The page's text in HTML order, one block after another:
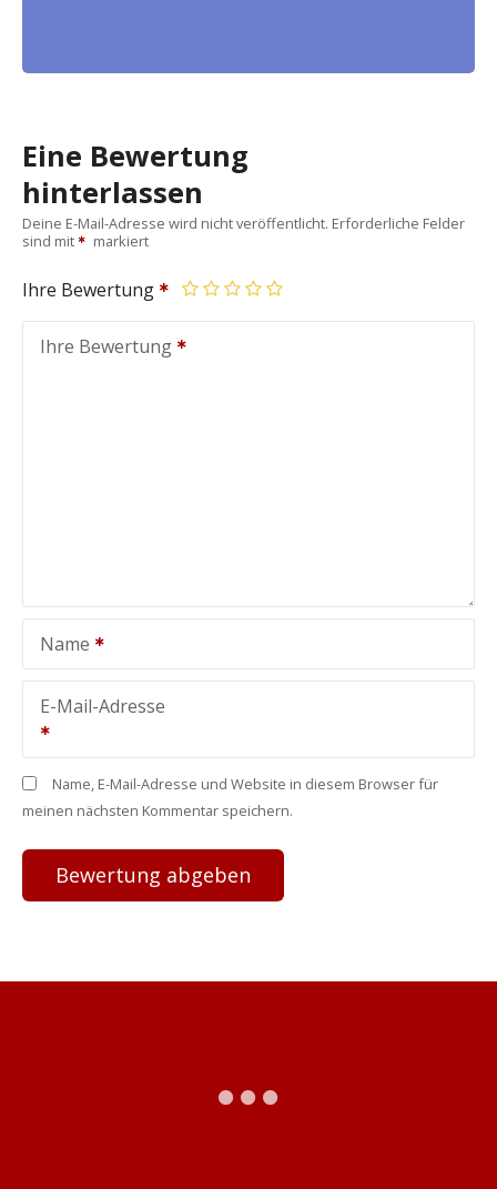
Eine Bewertung
hinterlassen
Deine E-Mail-Adresse wird nicht veröffentlicht. Erforderliche Felder
sind mit
markiert
Ihre Bewertung
Ihre Bewertung
Name
E-Mail-Adresse
Name, E-Mail-Adresse und Website in diesem Browser für
meinen nächsten Kommentar speichern.